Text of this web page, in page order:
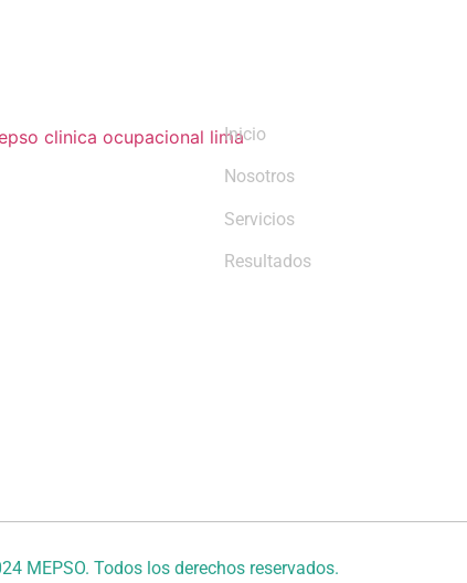
Inicio
Nosotros
Servicios
Resultados
MEPSO. Todos los derechos reservados.